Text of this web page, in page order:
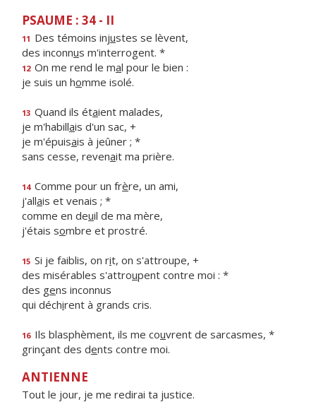
PSAUME : 34 - II
11 Des témoins injustes se lèvent,
des inconnus m'interrogent. *
12 On me rend le mal pour le bien :
je suis un homme isolé.
13 Quand ils étaient malades,
je m'habillais d'un sac, +
je m'épuisais à jeûner ; *
sans cesse, revenait ma prière.
14 Comme pour un frère, un ami,
j'allais et venais ; *
comme en deuil de ma mère,
j'étais sombre et prostré.
15 Si je faiblis, on rit, on s'attroupe, +
des misérables s'attroupent contre moi : *
des gens inconnus
qui déchirent à grands cris.
16 Ils blasphèment, ils me couvrent de sarcasmes, *
grinçant des dents contre moi.
ANTIENNE
Tout le jour, je me redirai ta justice.